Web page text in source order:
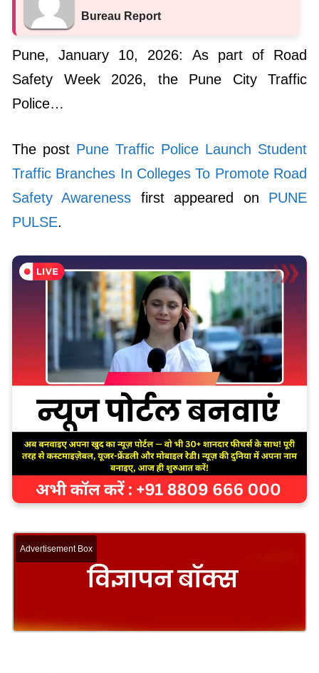
Bureau Report
Pune, January 10, 2026: As part of Road
Safety Week 2026, the Pune City Traffic
Police…
The post Pune Traffic Police Launch Student
Traffic Branches In Colleges To Promote Road
Safety Awareness first appeared on PUNE
PULSE.
Advertisement Box